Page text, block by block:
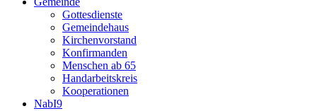
Gottesdienste
Gemeindehaus
Kirchenvorstand
Konfirmanden
Menschen ab 65
Handarbeitskreis
Kooperationen
NabI9